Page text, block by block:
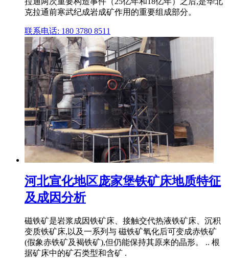
克拉通前寒武纪成岩成矿作用的重要组成部分。
联系电话: 180 3780 8511
河北宣化地区庞家堡铁矿床地质特征
及成因分析
磁铁矿是岩浆成因铁矿床、接触交代热液铁矿床、沉积
变质铁矿床,以及一系列与 磁铁矿氧化后可变成赤铁矿
(假象赤铁矿及褐铁矿),但仍能保持其原来的晶形。 .. 根
据矿床中的矿石类型和含矿 .